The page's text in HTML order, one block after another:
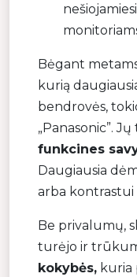
Bėgant
kurią
bendrovės,
„Panasonic”.
funkcines
Daugiausia
arba kontrastui
Be privalumų,
turėjo ir
kokybės, kuria